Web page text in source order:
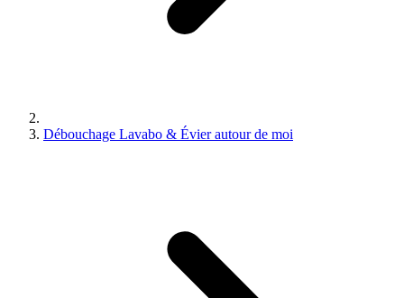
Débouchage Lavabo & Évier autour de moi